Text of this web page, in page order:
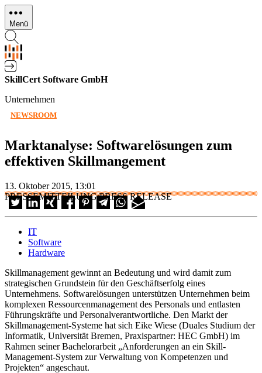
Direkt
zum
Inhalt
Menü
SkillCert Software GmbH
Unternehmen
NEWSROOM
Marktanalyse: Softwarelösungen zum
effektiven Skillmangement
13. Oktober 2015, 13:01
PRESSEMITTEILUNG/PRESS RELEASE
IT
Software
Hardware
Skillmanagement gewinnt an Bedeutung und wird damit zum
strategischen Grundstein für den Geschäftserfolg eines
Unternehmens. Softwarelösungen unterstützen Unternehmen beim
komplexen Ressourcenmanagement des Personals und entlasten
Führungskräfte und Personalverantwortliche. Den Markt der
Skillmanagement-Systeme hat sich Eike Wiese (Duales Studium der
Informatik, Universität Bremen, Praxispartner: HEC GmbH) im
Rahmen seiner Bachelorarbeit „Anforderungen an ein Skill-
Management-System zur Verwaltung von Kompetenzen und
Projekten“ angeschaut.